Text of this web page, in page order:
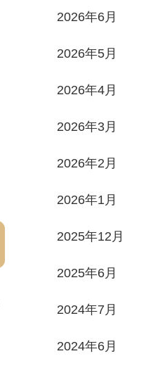
2026年6月
2026年5月
2026年4月
2026年3月
2026年2月
2026年1月
2025年12月
2025年6月
2024年7月
2024年6月